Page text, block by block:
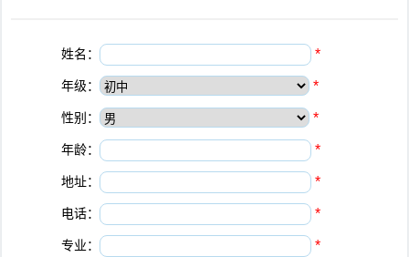
姓名： *
年级： *
性别： *
年龄： *
地址： *
电话： *
专业： *